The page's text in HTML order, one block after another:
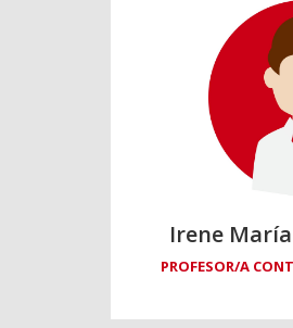
Irene
PROFESOR/A